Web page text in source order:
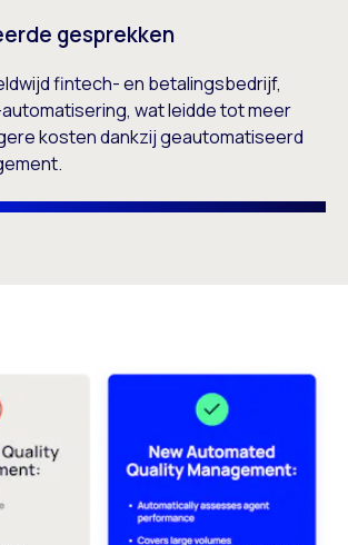
gesprekken
fintech- en betalingsbedrijf,
wat leidde tot meer
kosten dankzij geautomatiseerd